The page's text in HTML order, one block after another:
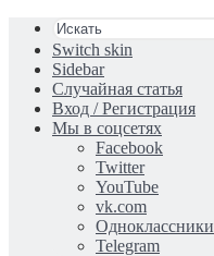
Switch skin
Sidebar
Случайная статья
Вход / Регистрация
Мы в соцсетях
Facebook
Twitter
YouTube
vk.com
Одноклассники
Telegram